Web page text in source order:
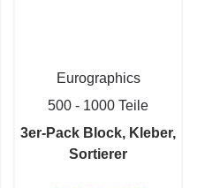
Eurographics
500 - 1000 Teile
3er-Pack Block, Kleber,
Sortierer